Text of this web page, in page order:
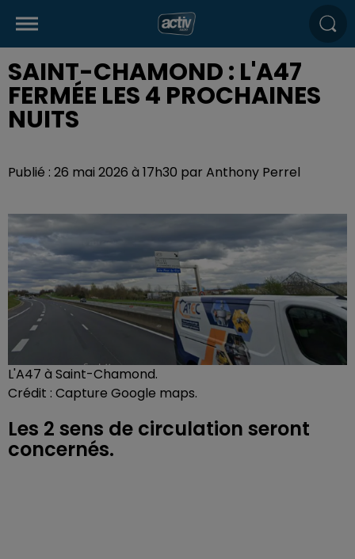
SAINT-CHAMOND : L'A47
FERMÉE LES 4 PROCHAINES
NUITS
Publié : 26 mai 2026 à 17h30 par Anthony Perrel
L'A47 à Saint-Chamond.
Crédit : Capture Google maps.
Les 2 sens de circulation seront
concernés.